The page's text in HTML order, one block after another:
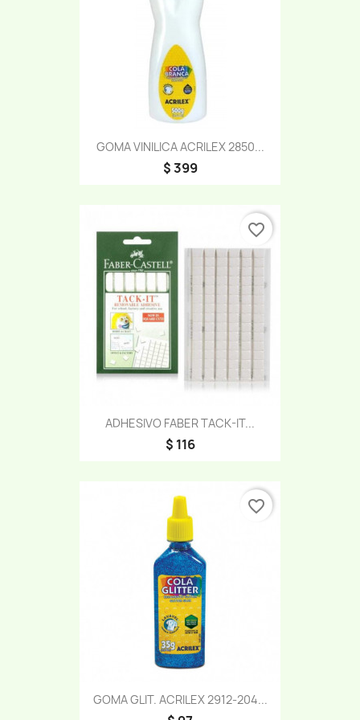
GOMA VINILICA ACRILEX 2850...
$ 399
ADHESIVO FABER TACK-IT...
$ 116
favorite_border
GOMA GLIT. ACRILEX 2912-204...
favorite_border